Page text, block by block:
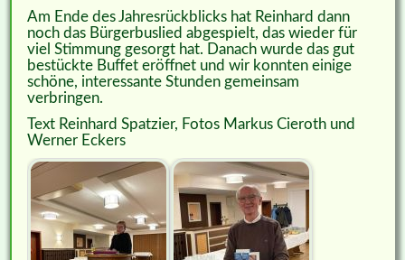
Am Ende des Jahresrückblicks hat Reinhard dann
noch das Bürgerbuslied abgespielt, das wieder für
viel Stimmung gesorgt hat. Danach wurde das gut
bestückte Buffet eröffnet und wir konnten einige
schöne, interessante Stunden gemeinsam
verbringen.
Text Reinhard Spatzier, Fotos Markus Cieroth und
Werner Eckers